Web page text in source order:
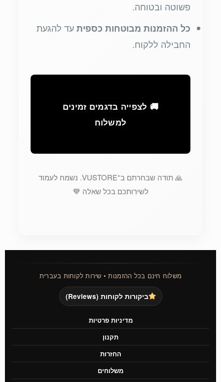
פשוטה ובטוחה.
כל ההזמנות מבוטחות כספית עד להגעת
החבילה ללקוח.
🚚 לצפייה בדגמים זמינים
למשלוח
🙏 תודה שבחרתם ב־VUSTORE. נשמח לעמוד
לשירותכם בכל שאלה 💙
משלוח חינם בכל ההזמנות • שירות לקוחות בעברית
ביקורות לקוחות (Reviews)
מדיניות פרטיות
תקנון
החזרות
משלוחים